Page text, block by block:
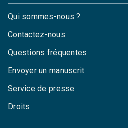
Qui sommes-nous ?
Contactez-nous
Questions fréquentes
Envoyer un manuscrit
Service de presse
Droits